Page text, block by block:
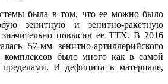
была в том, что ее можно было
зенитную и зенитно-ракетную
значительно повысив ее ТТХ. В 2016
57-мм зенитно-артиллерийского
было много как в самой
И дефицита в материале,